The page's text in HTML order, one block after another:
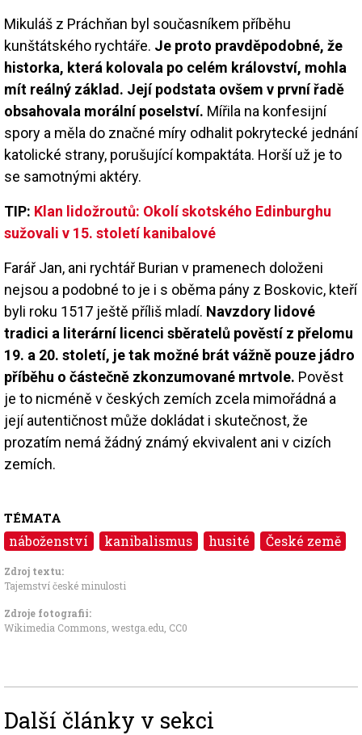
Mikuláš z Práchňan byl současníkem příběhu
kunštátského rychtáře. Je proto pravděpodobné, že
historka, která kolovala po celém království, mohla
mít reálný základ. Její podstata ovšem v první řadě
obsahovala morální poselství. Mířila na konfesijní
spory a měla do značné míry odhalit pokrytecké jednání
katolické strany, porušující kompaktáta. Horší už je to
se samotnými aktéry.
TIP: Klan lidožroutů: Okolí skotského Edinburghu
sužovali v 15. století kanibalové
Farář Jan, ani rychtář Burian v pramenech doloženi
nejsou a podobné to je i s oběma pány z Boskovic, kteří
byli roku 1517 ještě příliš mladí. Navzdory lidové
tradici a literární licenci sběratelů pověstí z přelomu
19. a 20. století, je tak možné brát vážně pouze jádro
příběhu o částečně zkonzumované mrtvole. Pověst
je to nicméně v českých zemích zcela mimořádná a
její autentičnost může dokládat i skutečnost, že
prozatím nemá žádný známý ekvivalent ani v cizích
zemích.
TÉMATA
náboženství kanibalismus husité České země
Zdroj textu:
Tajemství české minulosti
Zdroje fotografii:
Wikimedia Commons, westga.edu CC0
Další články v sekci